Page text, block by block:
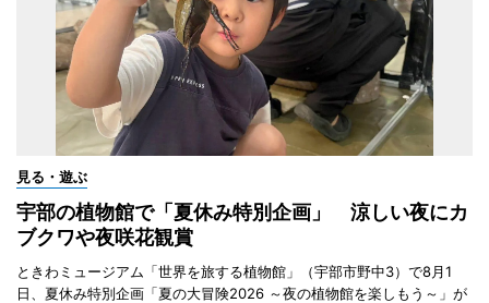
見る・遊ぶ
宇部の植物館で「夏休み特別企画」 涼しい夜にカ
ブクワや夜咲花観賞
ときわミュージアム「世界を旅する植物館」（宇部市野中3）で8月1
日、夏休み特別企画「夏の大冒険2026 ～夜の植物館を楽しもう～」が